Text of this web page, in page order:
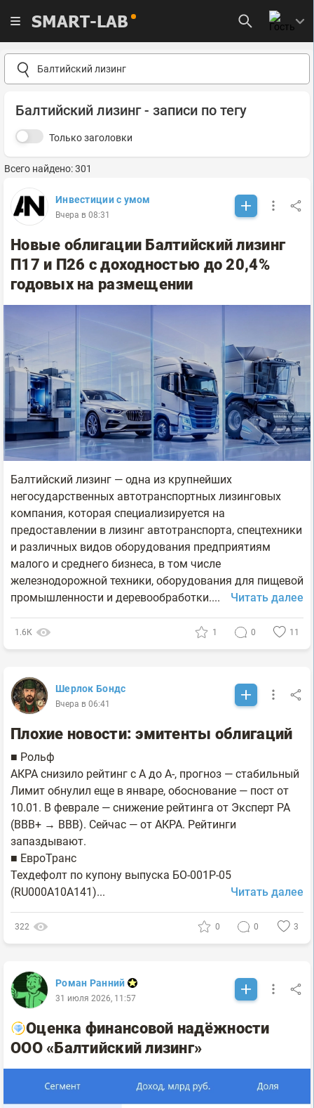
SMART-LAB
Балтийский лизинг - записи по тегу
Только заголовки
Всего найдено: 301
Инвестиции с умом
Вчера в 08:31
Новые облигации Балтийский лизинг
П17 и П26 с доходностью до 20,4%
годовых на размещении
Балтийский лизинг — одна из крупнейших
негосударственных автотранспортных лизинговых
компания, которая специализируется на
предоставлении в лизинг автотранспорта, спецтехники
и различных видов оборудования предприятиям
малого и среднего бизнеса, в том числе
железнодорожной техники, оборудования для пищевой
промышленности и деревообработки....
Читать далее
1.6К 1 0 11
Шерлок Бондс
Вчера в 06:41
Плохие новости: эмитенты облигаций
■ Рольф
АКРА снизило рейтинг с A до A-, прогноз — стабильный
Лимит обнулил еще в январе, обоснование — пост от
10.01. В феврале — снижение рейтинга от Эксперт РА
(BBB+ → BBB). Сейчас — от АКРА. Рейтинги
запаздывают.
■ ЕвроТранс
Техдефолт по купону выпуска БО-001Р-05
(RU000A10A141)...
Читать далее
322 0 0 3
Роман Ранний
31 июля 2026, 11:57
Оценка финансовой надёжности
ООО «Балтийский лизинг»